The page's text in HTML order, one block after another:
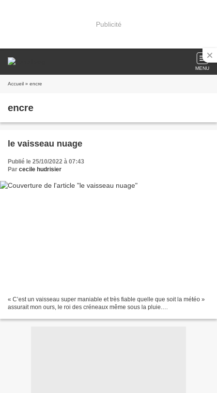
Publicité
MENU
Accueil » encre
encre
le vaisseau nuage
Publié le 25/10/2022 à 07:43
Par cecile hudrisier
« C’est un vaisseau super maniable et très fiable quelle que soit la météo »
assurait mon ours, le roi des créneaux même sous la pluie.…